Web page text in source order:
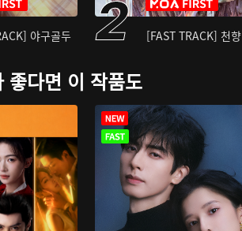
야구골두 [FAST TRACK] 천향
좋다면 이 작품도